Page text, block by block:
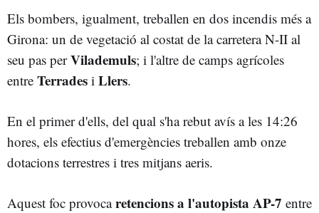
Els bombers, igualment, treballen en dos incendis més a
Girona: un de vegetació al costat de la carretera N-II al
seu pas perVilademuls; i l'altre de camps agrícoles
entre Terrades i Llers.
En el primer d'ells, del qual s'ha rebut avís a les 14:26
hores, els efectius d'emergències treballen amb onze
dotacions terrestres i tres mitjans aeris.
Aquest foc provocaretencions a l'autopista AP-7 entre